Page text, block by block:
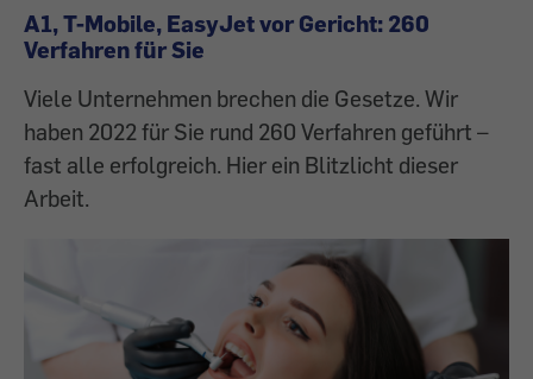
A1, T-Mobile, EasyJet vor Gericht: 260
Verfahren für Sie
Viele Unternehmen brechen die Gesetze. Wir
haben 2022 für Sie rund 260 Verfahren geführt –
fast alle erfolgreich. Hier ein Blitzlicht dieser
Arbeit.